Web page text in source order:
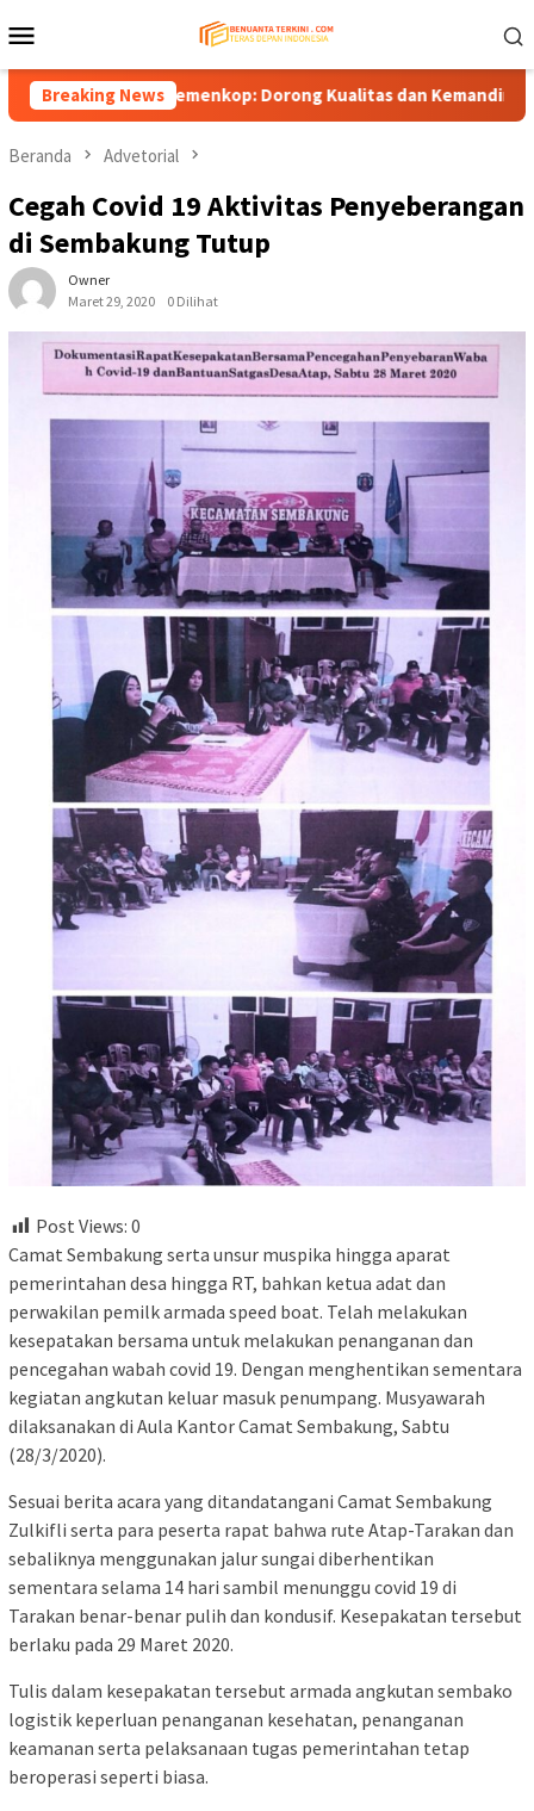
ke
Mobile
Breaking News
ke Kemenkop: Dorong Kualitas dan Kemandirian, Bukan
Beranda Advetorial
Cegah Covid 19 Aktivitas Penyeberangan
di Sembakung Tutup
Owner
Maret 29, 2020
0 Dilihat
Post Views: 0
Camat Sembakung serta unsur muspika hingga aparat
pemerintahan desa hingga RT, bahkan ketua adat dan
perwakilan pemilk armada speed boat. Telah melakukan
kesepatakan bersama untuk melakukan penanganan dan
pencegahan wabah covid 19. Dengan menghentikan sementara
kegiatan angkutan keluar masuk penumpang. Musyawarah
dilaksanakan di Aula Kantor Camat Sembakung, Sabtu
(28/3/2020).
Sesuai berita acara yang ditandatangani Camat Sembakung
Zulkifli serta para peserta rapat bahwa rute Atap-Tarakan dan
sebaliknya menggunakan jalur sungai diberhentikan
sementara selama 14 hari sambil menunggu covid 19 di
Tarakan benar-benar pulih dan kondusif. Kesepakatan tersebut
berlaku pada 29 Maret 2020.
Tulis dalam kesepakatan tersebut armada angkutan sembako
logistik keperluan penanganan kesehatan, penanganan
keamanan serta pelaksanaan tugas pemerintahan tetap
beroperasi seperti biasa.